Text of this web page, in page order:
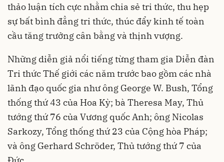
thảo luận tích cực nhằm chia sẻ tri thức, thu hẹp
sự bất bình đẳng tri thức, thúc đẩy kinh tế toàn
cầu tăng trưởng cân bằng và thịnh vượng.
Những diễn giả nổi tiếng từng tham gia Diễn đàn
Tri thức Thế giới các năm trước bao gồm các nhà
lãnh đạo quốc gia như ông George W. Bush, Tổng
thống thứ 43 của Hoa Kỳ; bà Theresa May, Thủ
tướng thứ 76 của Vương quốc Anh; ông Nicolas
Sarkozy, Tổng thống thứ 23 của Cộng hòa Pháp;
và ông Gerhard Schröder, Thủ tướng thứ 7 của